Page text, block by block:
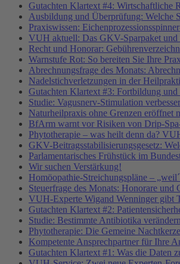
Gutachten Klartext #4: Wirtschaftliche
Ausbildung und Überprüfung: Welche
Praxiswissen:
VUH aktuell: Das GKV-Sparpaket
Recht und Honorar:
Warnstufe Rot: So bereiten Sie Ihre
Abrechnungsfrage des Monats:
Nadelstichverletzungen in der
Gutachten Klartext #3: Fortbildung und
Studie: Vagusnerv-Stimulation
Naturheilpraxis ohne Grenzen eröffnet
BfArm warnt vor Risiken von Drip-
Phytotherapie – was heilt denn da?
GKV-Beitragsstabilisierungsgesetz:
Parlamentarisches Frühstück im
Wir suchen Verstärkung!
Homöopathie-Streichungspläne –
Steuerfrage des Monats: Honorare und
VUH-Experte Wigand Wenninger gibt
Gutachten Klartext #2:
Studie: Bestimmte Antibiotika
Phytotherapie: Die Gemeine
Kompetente Ansprechpartner für Ihre
Gutachten Klartext #1: Was die Daten